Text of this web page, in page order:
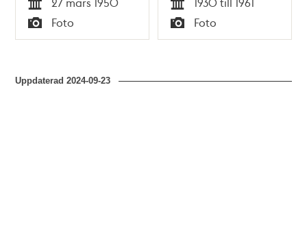
Tid
Typ
Foto Tid
Typ
Foto
Uppdaterad2024-09-23